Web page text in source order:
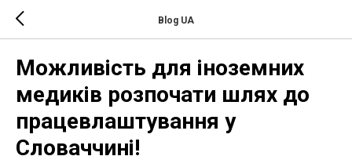
Blog UA
Можливість для іноземних
медиків розпочати шлях до
працевлаштування у
Словаччині!